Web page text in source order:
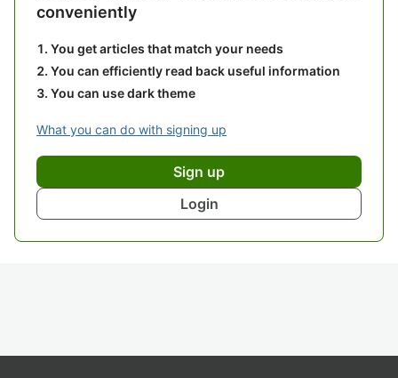
conveniently
You get articles that match your needs
You can efficiently read back useful information
You can use dark theme
What you can do with signing up
Sign up
Login